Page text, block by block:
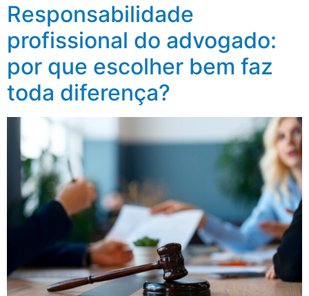
Responsabilidade
profissional do advogado:
por que escolher bem faz
toda diferença?